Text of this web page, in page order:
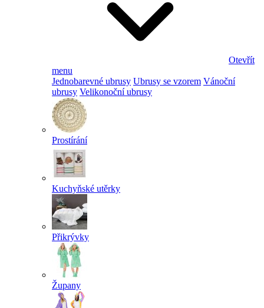
Otevřít
menu
Jednobarevné ubrusy Ubrusy se vzorem Vánoční
ubrusy Velikonoční ubrusy
Prostírání
Kuchyňské utěrky
Přikrývky
Župany